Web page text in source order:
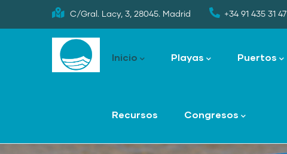
to
C/Gral. Lacy, 3, 28045. Madrid +34 91 435 31 47
navigation
Inicio Playas Puertos
Recursos Congresos